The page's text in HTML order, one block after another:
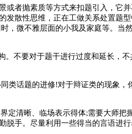
者抛素质等方式来扣题引入，它
散性思维，正在工做关系处置题
，微不雅层面的小我及家庭等。当
不要对于题干进行过度和延长，不
话题的进修!对于辩证类的现象，
清晰、临场表示得体;需要大师把
手。尽量利用一些得当的言语进行